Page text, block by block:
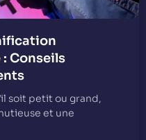
Conseils
soit petit ou grand,
et une